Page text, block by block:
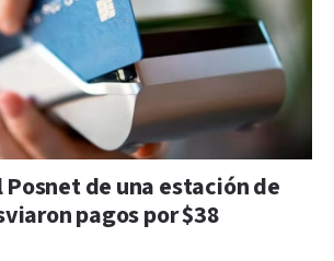
de una estación de
pagos por $38